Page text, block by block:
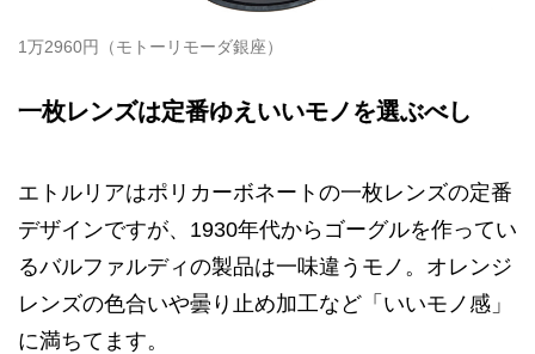
1万2960円（モトーリモーダ銀座）
一枚レンズは定番ゆえいいモノを選ぶべし
エトルリアはポリカーボネートの一枚レンズの定番
デザインですが、1930年代からゴーグルを作ってい
るバルファルディの製品は一味違うモノ。オレンジ
レンズの色合いや曇り止め加工など「いいモノ感」
に満ちてます。